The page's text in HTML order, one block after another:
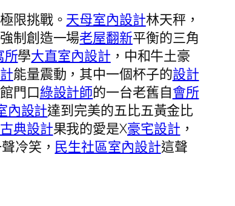
限挑戰。 天母室內設計林天秤，
制創造一場老屋翻新平衡的三角
所學大直室內設計 ，中和牛土豪
能量震動，其中一個杯子的設計
門口綠設計師的一台老舊自會所
內設計達到完美的五比五黃金比
典設計果我的愛是X豪宅設計 ，
冷笑， 民生社區室內設計這聲